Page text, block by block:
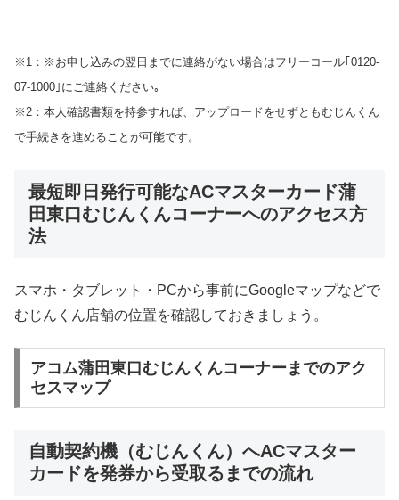
※1：※お申し込みの翌日までに連絡がない場合はフリーコール｢0120-
07-1000｣にご連絡ください｡
※2：本人確認書類を持参すれば、アップロードをせずともむじんくん
で手続きを進めることが可能です。
最短即日発行可能なACマスターカード蒲
田東口むじんくんコーナーへのアクセス方
法
スマホ・タブレット・PCから事前にGoogleマップなどで
むじんくん店舗の位置を確認しておきましょう。
アコム蒲田東口むじんくんコーナーまでのアク
セスマップ
自動契約機（むじんくん）へACマスター
カードを発券から受取るまでの流れ